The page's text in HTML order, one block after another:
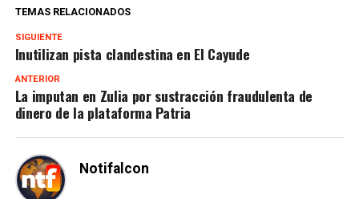
TEMAS RELACIONADOS
SIGUIENTE
Inutilizan pista clandestina en El Cayude
ANTERIOR
La imputan en Zulia por sustracción fraudulenta de
dinero de la plataforma Patria
Notifalcon